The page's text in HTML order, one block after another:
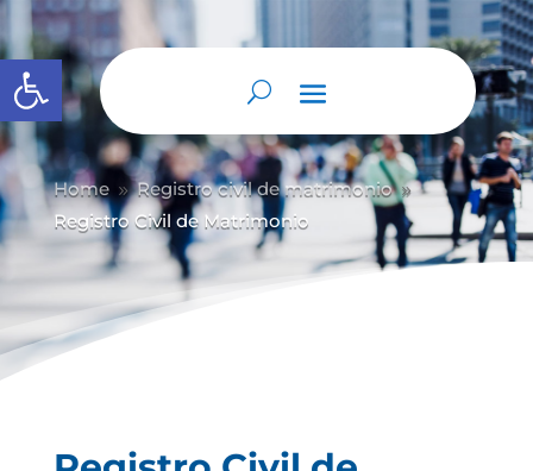
Abrir barra de herramientas
Home 9 Registro civil de matrimonio 9
Registro Civil de Matrimonio